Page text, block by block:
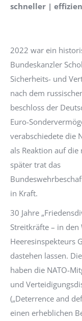
schneller |
2022 war ein
Bundeskanzler
Sicherheits- und
nach dem
beschloss der
Euro-
verabschiedete die
als Reaktion auf die
später trat das
in Kraft.
30 Jahre
Streitkräfte – in den
Heeresinspekteurs
dastehen lassen.
haben die NATO-
und
(„Deterrence and
einen erheblichen